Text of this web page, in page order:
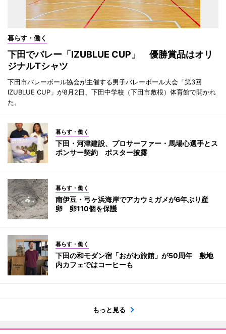
暮らす・働く
下田でバレー「IZUBLUE CUP」 優勝賞品はオリ
ジナルTシャツ
下田市バレーボール協会が主催する男子バレーボール大会「第3回
IZUBLUE CUP」が8月2日、下田中学校（下田市敷根）体育館で開かれ
た。
暮らす・働く
下田・河津建設、プロサーファー・馬場心選手とス
ポンサー契約 ポスター披露
暮らす・働く
南伊豆・弓ヶ浜海岸でアカウミガメが6年ぶり産
卵 卵110個を保護
暮らす・働く
下田の和モダン宿「おがわ旅館」が50周年 敷地
内カフェではコーヒーも
もっと見る